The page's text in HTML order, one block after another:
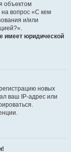
объектом
вопрос «С кем
и/или
имеет юридической
новых
ваш IP-адрес или